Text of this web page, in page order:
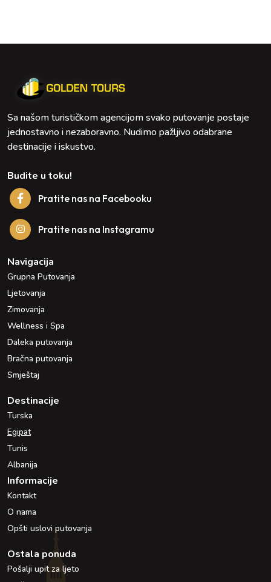
Sa našom turističkom agencijom svako putovanje postaje
jednostavno i nezaboravno. Nudimo pažljivo odabrane
destinacije i iskustvo.
Budite u toku!
Pratite nas na Facebooku
Pratite nas na Instagramu
Navigacija
Grupna Putovanja
Ljetovanja
Zimovanja
Wellness i Spa
Daleka putovanja
Bračna putovanja
Smještaj
Destinacije
Turska
Egipat
Tunis
Albanija
Informacije
Kontakt
O nama
Opšti uslovi putovanja
Ostala ponuda
Pošalji upit za ljeto